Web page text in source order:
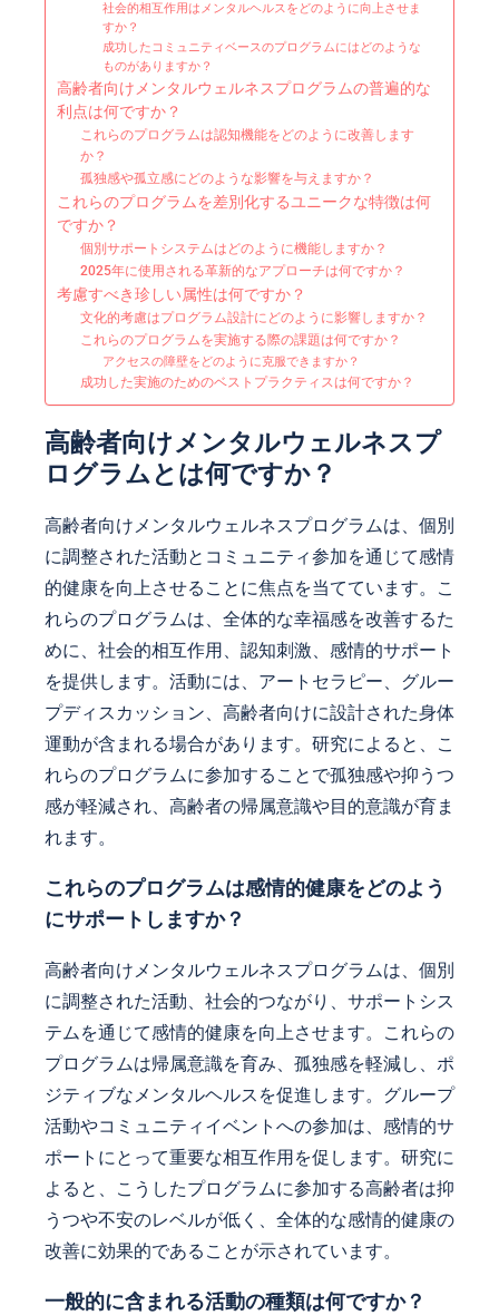
社会的相互作用はメンタルヘルスをどのように向上させま
すか？
成功したコミュニティベースのプログラムにはどのような
ものがありますか？
高齢者向けメンタルウェルネスプログラムの普遍的な
利点は何ですか？
これらのプログラムは認知機能をどのように改善します
か？
孤独感や孤立感にどのような影響を与えますか？
これらのプログラムを差別化するユニークな特徴は何
ですか？
個別サポートシステムはどのように機能しますか？
2025年に使用される革新的なアプローチは何ですか？
考慮すべき珍しい属性は何ですか？
文化的考慮はプログラム設計にどのように影響しますか？
これらのプログラムを実施する際の課題は何ですか？
アクセスの障壁をどのように克服できますか？
成功した実施のためのベストプラクティスは何ですか？
高齢者向けメンタルウェルネスプ
ログラムとは何ですか？
高齢者向けメンタルウェルネスプログラムは、個別
に調整された活動とコミュニティ参加を通じて感情
的健康を向上させることに焦点を当てています。こ
れらのプログラムは、全体的な幸福感を改善するた
めに、社会的相互作用、認知刺激、感情的サポート
を提供します。活動には、アートセラピー、グルー
プディスカッション、高齢者向けに設計された身体
運動が含まれる場合があります。研究によると、こ
れらのプログラムに参加することで孤独感や抑うつ
感が軽減され、高齢者の帰属意識や目的意識が育ま
れます。
これらのプログラムは感情的健康をどのよう
にサポートしますか？
高齢者向けメンタルウェルネスプログラムは、個別
に調整された活動、社会的つながり、サポートシス
テムを通じて感情的健康を向上させます。これらの
プログラムは帰属意識を育み、孤独感を軽減し、ポ
ジティブなメンタルヘルスを促進します。グループ
活動やコミュニティイベントへの参加は、感情的サ
ポートにとって重要な相互作用を促します。研究に
よると、こうしたプログラムに参加する高齢者は抑
うつや不安のレベルが低く、全体的な感情的健康の
改善に効果的であることが示されています。
一般的に含まれる活動の種類は何ですか？